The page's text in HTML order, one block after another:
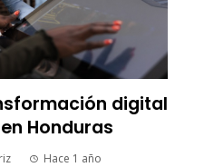
digital
Honduras
Hace 1 año